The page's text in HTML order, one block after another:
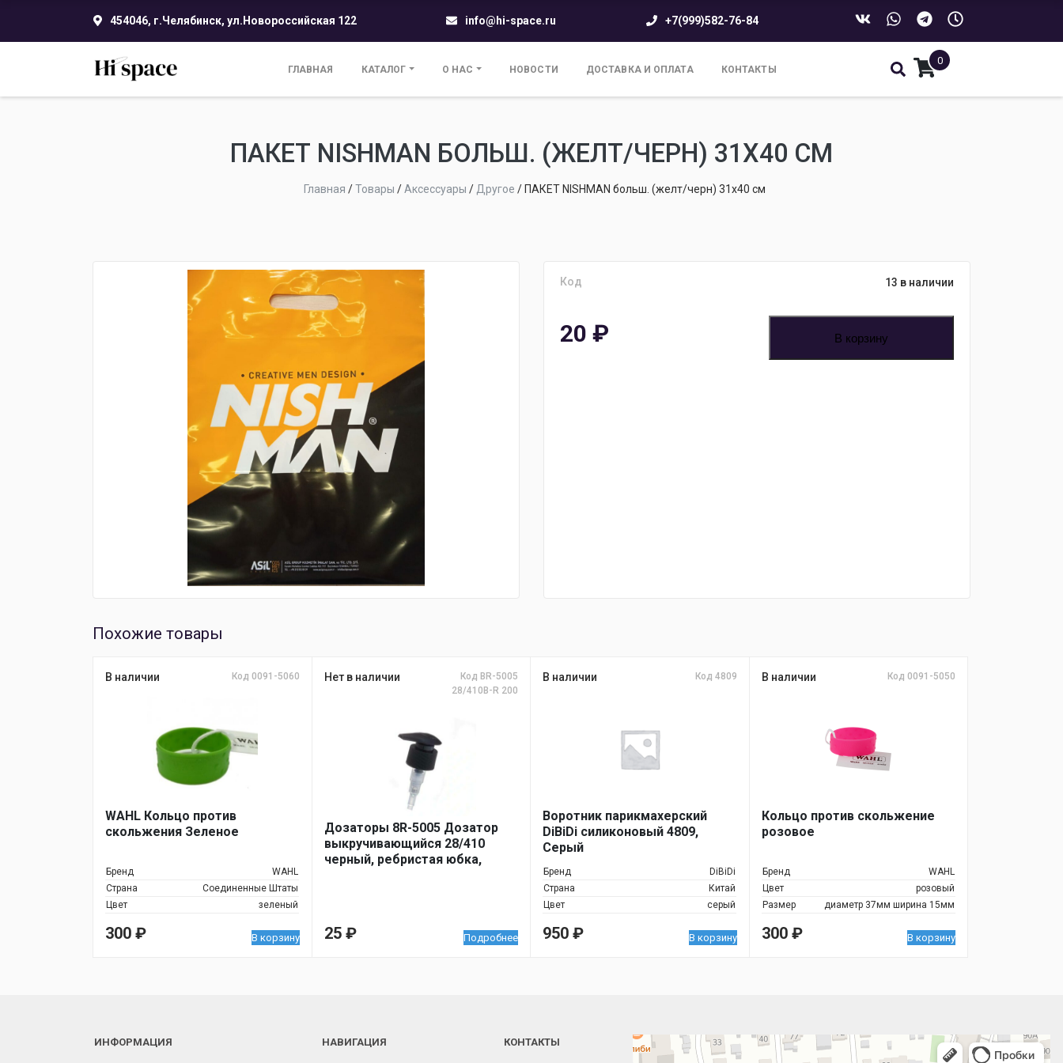
454046, г.Челябинск, ул.Новороссийская 122 info@hi-space.ru +7(999)582-76-84
ГЛАВНАЯ КАТАЛОГ О НАС НОВОСТИ ДОСТАВКА И ОПЛАТА КОНТАКТЫ
0
ПАКЕТ NISHMAN БОЛЬШ. (ЖЕЛТ/ЧЕРН) 31Х40 СМ
Главная /Товары /Аксессуары / Другое / ПАКЕТ NISHMAN больш. (желт/черн) 31х40 см
Код 13 в наличии
20 ₽ В корзину
Похожие товары
В наличии Код 0091-5060
WAHL Кольцо против
скольжения Зеленое
Бренд
WAHL
Страна
Соединенные Штаты
Цвет
зеленый
300 ₽ В корзину
Нет в наличии
Код BR-5005
28/410B-R 200
Дозаторы 8R-5005 Дозатор
выкручивающийся 28/410
черный, ребристая юбка,
25 ₽ Подробнее
В наличии Код 4809
Воротник парикмахерский
DiBiDi силиконовый 4809,
Серый
Бренд
DiBiDi
Страна
Китай
Цвет
серый
950 ₽ В корзину
В наличии Код 0091-5050
Кольцо против скольжение
розовое
Бренд
WAHL
Цвет
розовый
Размер
диаметр 37мм ширина 15мм
300 ₽ В корзину
ИНФОРМАЦИЯ НАВИГАЦИЯ КОНТАКТЫ
Челябинск
Новороссийская улица, 122 — Яндекс.Карты